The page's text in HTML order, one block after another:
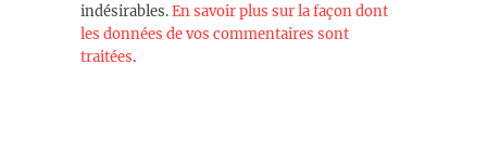
indésirables.En savoir plus sur la façon dont
les données de vos commentaires sont
traitées.